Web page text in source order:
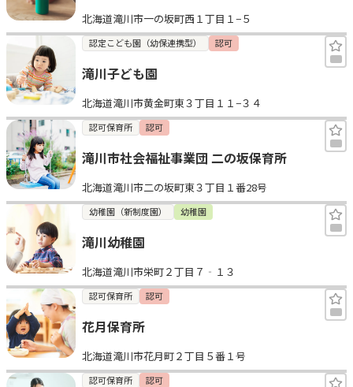
見学日記
メッセージ
おすすめの園
エンクルの特徴と活用方法
コラム
お知らせ
北海道滝川市一の坂町西１丁目１−５
認定こども園（幼保連携型） 認可
滝川子ども園
北海道滝川市黄金町東３丁目１１−３４
認可保育所 認可
滝川市社会福祉事業団 二の坂保育所
北海道滝川市二の坂町東３丁目１番28号
幼稚園（新制度園） 幼稚園
滝川幼稚園
北海道滝川市栄町２丁目７‐１３
認可保育所 認可
花月保育所
北海道滝川市花月町２丁目５番１号
認可保育所 認可